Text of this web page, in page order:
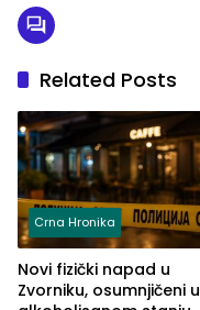
Related Posts
Crna Hronika
Novi fizički napad u
Zvorniku, osumnjičeni u